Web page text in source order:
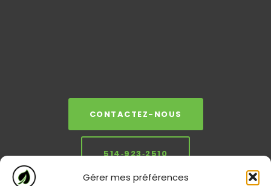
Gérer mes préférences
CONTACTEZ-NOUS
514‑923‑2510